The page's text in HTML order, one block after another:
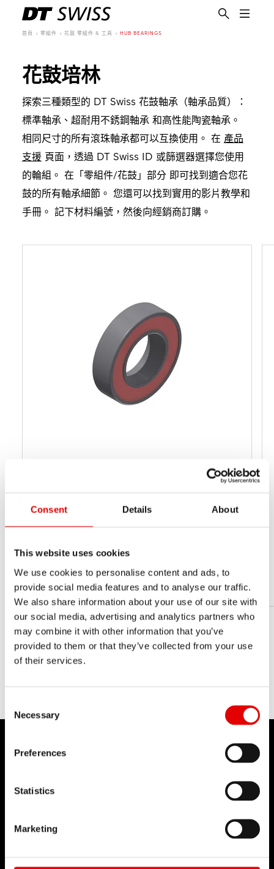
Consent Details About
This website uses cookies
We use cookies to personalise content and ads, to
provide social media features and to analyse our traffic.
We also share information about your use of our site with
our social media, advertising and analytics partners who
may combine it with other information that you’ve
provided to them or that they’ve collected from your use
of their services.
Necessary
Preferences
Statistics
Marketing
繁體中文
首頁 零組件 花鼓 零組件 & 工具 HUB BEARINGS
花鼓培林
探索三種類型的 DT Swiss 花鼓軸承（軸承品質）：
標準軸承、超耐用不銹鋼軸承 和高性能陶瓷軸承。
相同尺寸的所有滾珠軸承都可以互換使用。 在 產品
支援頁面，透過 DT Swiss ID 或篩選器選擇您使用
的輪組。 在「零組件/花鼓」部分 即可找到適合您花
鼓的所有軸承細節。 您還可以找到實用的影片教學和
手冊。 記下材料編號，然後向經銷商訂購。
BALL BEARING Ø 10/26X8MM 6000
Standard
線徑 2[MM] (D2)
寬度 1[MM] (B1)